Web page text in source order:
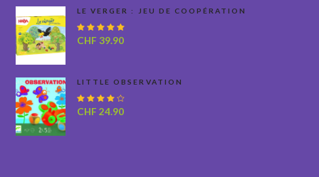
LE VERGER : JEU DE COOPÉRATION
Note
CHF 39.90
LITTLE OBSERVATION
Note
CHF 24.90